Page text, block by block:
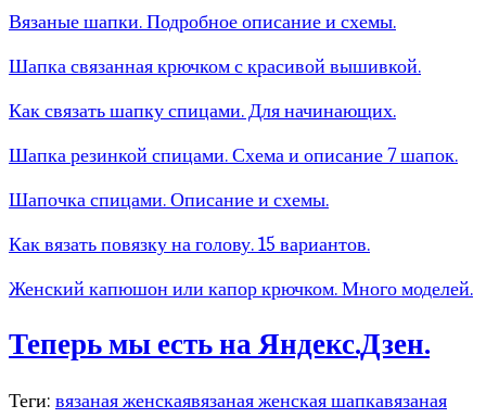
Вязаные шапки. Подробное описание и схемы.
Шапка связанная крючком с красивой вышивкой.
Как связать шапку спицами. Для начинающих.
Шапка резинкой спицами. Схема и описание 7 шапок.
Шапочка спицами. Описание и схемы.
Как вязать повязку на голову. 15 вариантов.
Женский капюшон или капор крючком. Много моделей.
Теперь мы есть на Яндекс.Дзен.
Теги: вязаная женскаявязаная женская шапкавязаная